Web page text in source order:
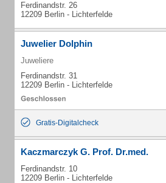
Ferdinandstr. 26
12209 Berlin - Lichterfelde
Juwelier Dolphin
Juweliere
Ferdinandstr. 31
12209 Berlin - Lichterfelde
Gratis-Digitalcheck
Kaczmarczyk G. Prof. Dr.med.
Ferdinandstr. 10
12209 Berlin - Lichterfelde